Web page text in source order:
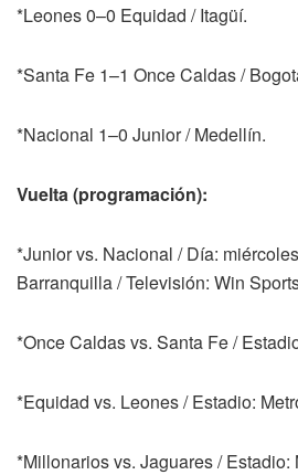
*Leones 0–0 Equidad / Itagüí.
*Santa Fe 1–1 Once Caldas /
*Nacional 1–0 Junior / Medellín.
Vuelta (programación):
*Junior vs. Nacional / Día:
Barranquilla / Televisión: Win
*Once Caldas vs. Santa Fe /
*Equidad vs. Leones / Estadio:
*Millonarios vs. Jaguares /